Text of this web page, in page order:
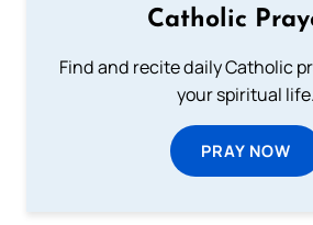
Catholic
Find and recite daily Catholic
your spiritual life.
PRAY NOW